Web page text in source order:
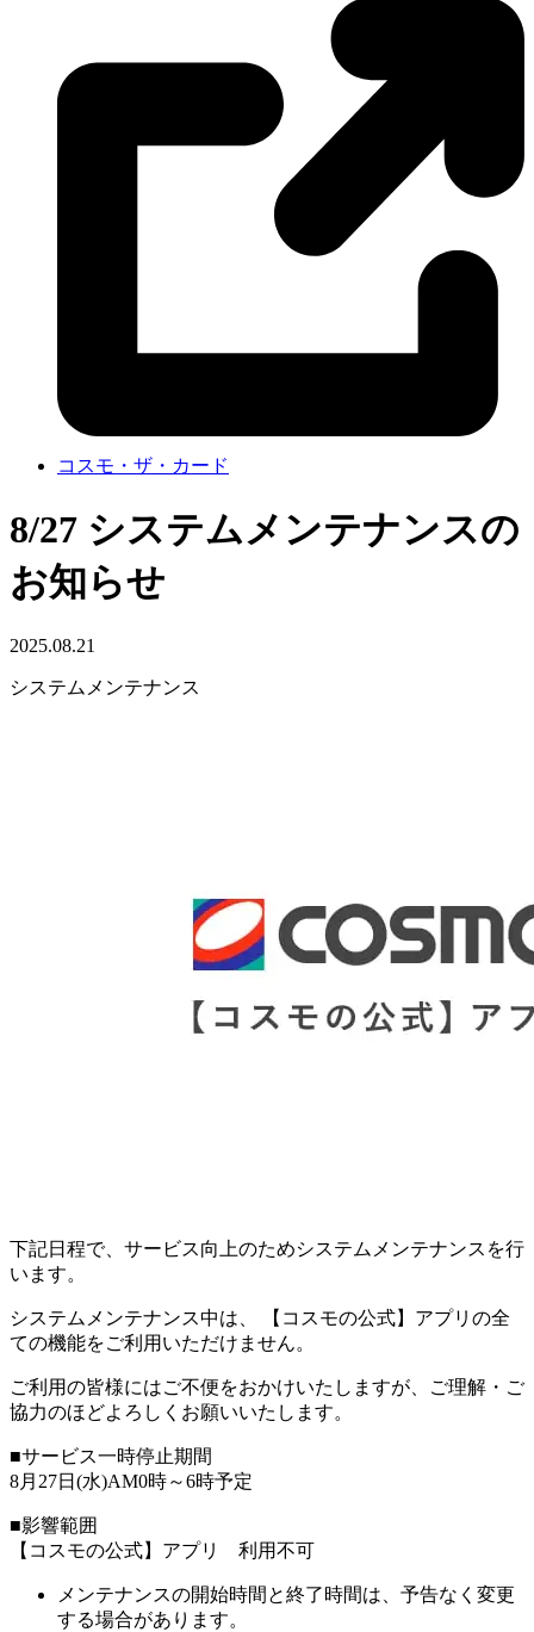
コスモ・ザ・カード
8/27 システムメンテナンスの
お知らせ
2025.08.21
システムメンテナンス
下記日程で、サービス向上のためシステムメンテナンスを行
います。
システムメンテナンス中は、 【コスモの公式】アプリの全
ての機能をご利用いただけません。
ご利用の皆様にはご不便をおかけいたしますが、ご理解・ご
協力のほどよろしくお願いいたします。
■サービス一時停止期間
8月27日(水)AM0時～6時予定
■影響範囲
【コスモの公式】アプリ 利用不可
メンテナンスの開始時間と終了時間は、予告なく変更
する場合があります。